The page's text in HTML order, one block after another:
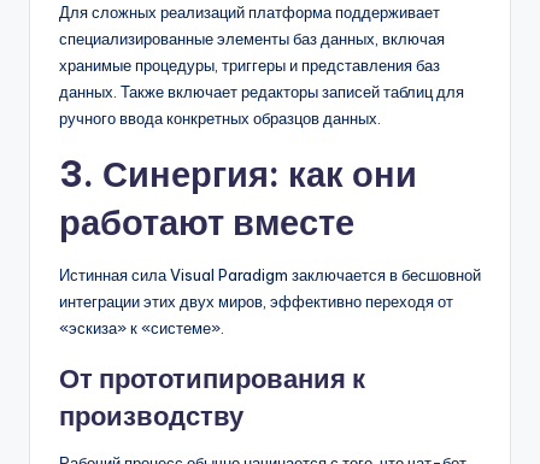
Для сложных реализаций платформа поддерживает
специализированные элементы баз данных, включая
хранимые процедуры, триггеры и представления баз
данных. Также включает редакторы записей таблиц для
ручного ввода конкретных образцов данных.
3. Синергия: как они
работают вместе
Истинная сила Visual Paradigm заключается в бесшовной
интеграции этих двух миров, эффективно переходя от
«эскиза» к «системе».
От прототипирования к
производству